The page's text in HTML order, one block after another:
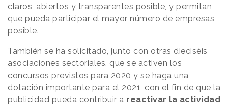
claros, abiertos y transparentes posible, y permitan
que pueda participar el mayor número de empresas
posible.
También se ha solicitado, junto con otras dieciséis
asociaciones sectoriales, que se activen los
concursos previstos para 2020 y se haga una
dotación importante para el 2021, con el fin de que la
publicidad pueda contribuir a reactivar la actividad